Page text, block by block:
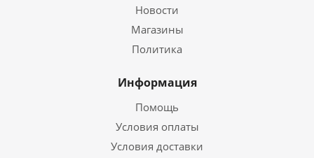
Новости
Магазины
Политика
Информация
Помощь
Условия оплаты
Условия доставки